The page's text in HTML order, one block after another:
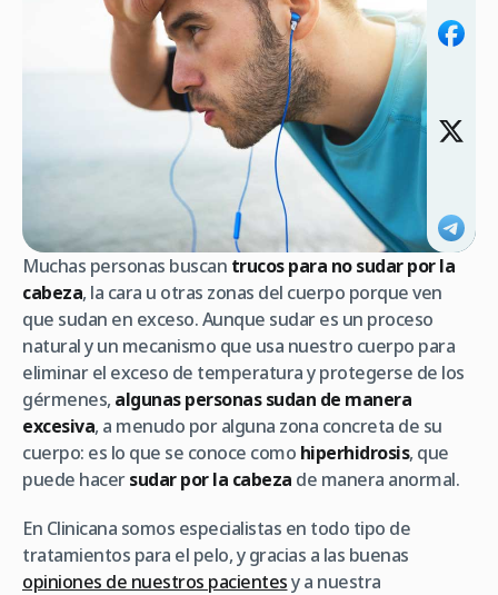
Muchas personas buscan trucos para no sudar por la
cabeza, la cara u otras zonas del cuerpo porque ven
que sudan en exceso. Aunque sudar es un proceso
natural y un mecanismo que usa nuestro cuerpo para
eliminar el exceso de temperatura y protegerse de los
gérmenes, algunas personas sudan de manera
excesiva, a menudo por alguna zona concreta de su
cuerpo: es lo que se conoce como hiperhidrosis, que
puede hacersudar por la cabeza de manera anormal.
En Clinicana somos especialistas en todo tipo de
tratamientos para el pelo, y gracias a las buenas
opiniones de nuestros pacientesy a nuestra